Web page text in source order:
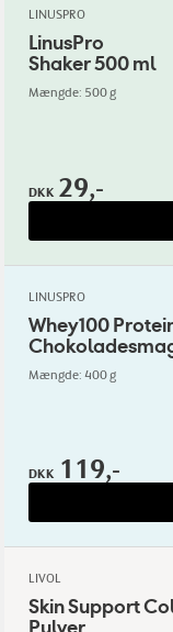
LINUSPRO
LinusPro
Shaker 500 ml
Mængde: 500 g
DKK 29,-
LINUSPRO
Whey100
Mængde: 400 g
DKK 119,-
LIVOL
Skin Support